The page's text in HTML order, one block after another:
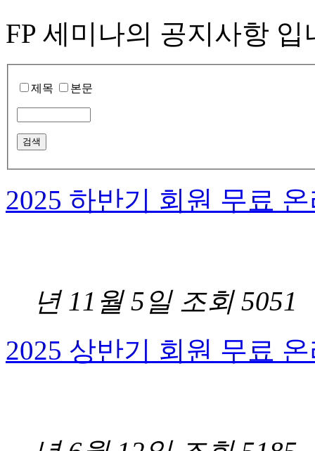
FP 세미나의 공지사항 입
제목 본문
2025 하반기 회원 무료
년 11월 5일 조회 5051
2025 상반기 회원 무료